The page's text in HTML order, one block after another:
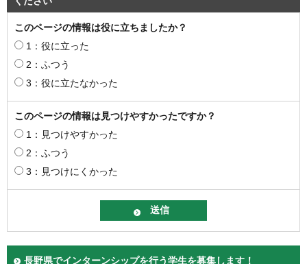
このページの情報は役に立ちましたか？
1：役に立った
2：ふつう
3：役に立たなかった
このページの情報は見つけやすかったですか？
1：見つけやすかった
2：ふつう
3：見つけにくかった
長野県でインターンシップを行う学生を募集します！